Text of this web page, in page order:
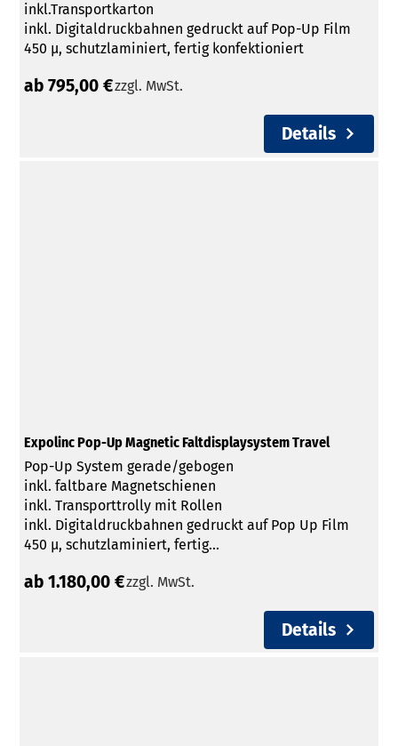
inkl.Transportkarton
inkl. Digitaldruckbahnen gedruckt auf Pop-Up Film
450 µ, schutzlaminiert, fertig konfektioniert
ab 795,00 €zzgl. MwSt.
Details
Expolinc Pop-Up Magnetic Faltdisplaysystem Travel
Pop-Up System gerade/gebogen
inkl. faltbare Magnetschienen
inkl. Transporttrolly mit Rollen
inkl. Digitaldruckbahnen gedruckt auf Pop Up Film
450 µ, schutzlaminiert, fertig...
ab 1.180,00 €zzgl. MwSt.
Details